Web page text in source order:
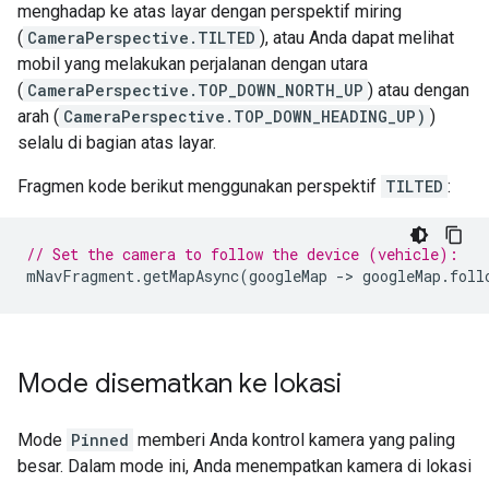
menghadap ke atas layar dengan perspektif miring
( CameraPerspective.TILTED ), atau Anda dapat melihat
mobil yang melakukan perjalanan dengan utara
( CameraPerspective.TOP_DOWN_NORTH_UP ) atau dengan
arah ( CameraPerspective.TOP_DOWN_HEADING_UP) )
selalu di bagian atas layar.
Fragmen kode berikut menggunakan perspektif TILTED :
// Set the camera to follow the device (vehicle):
mNavFragment.getMapAsync(googleMap -> googleMap .
Mode disematkan ke lokasi
Mode Pinned memberi Anda kontrol kamera yang paling
besar. Dalam mode ini, Anda menempatkan kamera di lokasi